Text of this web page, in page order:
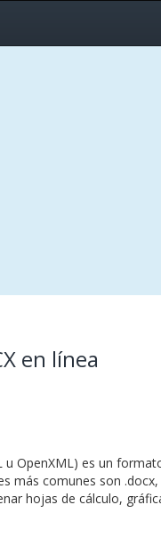
en línea
u OpenXML) es un
más comunes son .docx,
hojas de cálculo,